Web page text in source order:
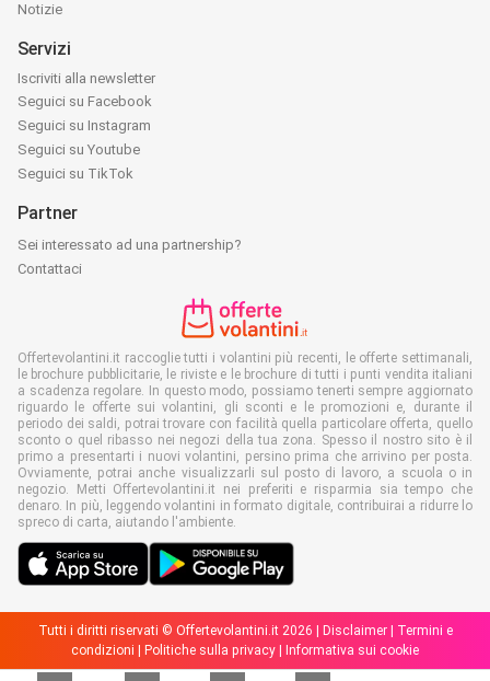
Notizie
Servizi
Iscriviti alla newsletter
Seguici su Facebook
Seguici su Instagram
Seguici su Youtube
Seguici su TikTok
Partner
Sei interessato ad una partnership?
Contattaci
Offertevolantini.it raccoglie tutti i volantini più recenti, le offerte settimanali,
le brochure pubblicitarie, le riviste e le brochure di tutti i punti vendita italiani
a scadenza regolare. In questo modo, possiamo tenerti sempre aggiornato
riguardo le offerte sui volantini, gli sconti e le promozioni e, durante il
periodo dei saldi, potrai trovare con facilità quella particolare offerta, quello
sconto o quel ribasso nei negozi della tua zona. Spesso il nostro sito è il
primo a presentarti i nuovi volantini, persino prima che arrivino per posta.
Ovviamente, potrai anche visualizzarli sul posto di lavoro, a scuola o in
negozio. Metti Offertevolantini.it nei preferiti e risparmia sia tempo che
denaro. In più, leggendo volantini in formato digitale, contribuirai a ridurre lo
spreco di carta, aiutando l'ambiente.
Tutti i diritti riservati © Offertevolantini.it 2026 | Disclaimer|
Termini e
condizioni
Politiche sulla privacy Informativa sui cookie